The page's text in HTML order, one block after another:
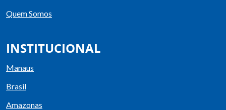
Quem Somos
INSTITUCIONAL
Manaus
Brasil
Amazonas